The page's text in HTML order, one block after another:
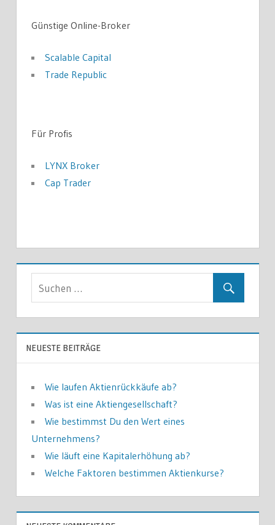
Günstige Online-Broker
Scalable Capital
Trade Republic
Für Profis
LYNX Broker
Cap Trader
NEUESTE BEITRÄGE
Wie laufen Aktienrückkäufe ab?
Was ist eine Aktiengesellschaft?
Wie bestimmst Du den Wert eines
Unternehmens?
Wie läuft eine Kapitalerhöhung ab?
Welche Faktoren bestimmen Aktienkurse?